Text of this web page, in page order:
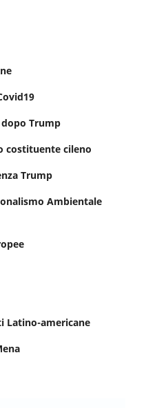
Trump
costituente cileno
Trump
Ambientale
Latino-americane